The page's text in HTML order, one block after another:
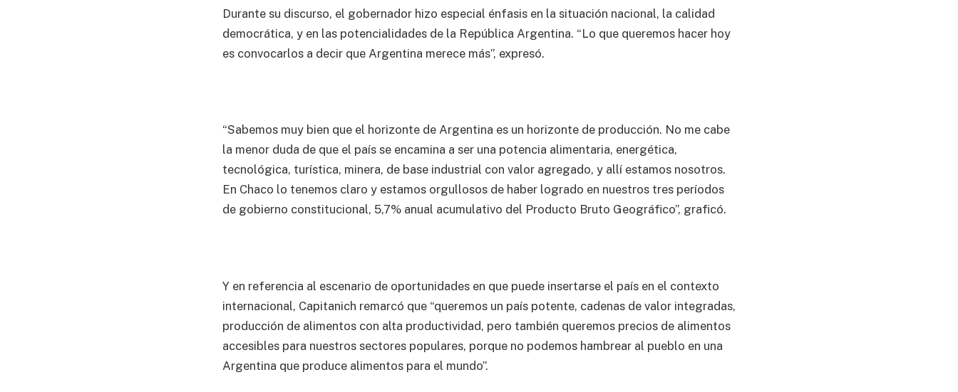
Durante su discurso, el gobernador hizo especial énfasis en la situación nacional, la calidad
democrática, y en las potencialidades de la República Argentina. “Lo que queremos hacer hoy
es convocarlos a decir que Argentina merece más”, expresó.
“Sabemos muy bien que el horizonte de Argentina es un horizonte de producción. No me cabe
la menor duda de que el país se encamina a ser una potencia alimentaria, energética,
tecnológica, turística, minera, de base industrial con valor agregado, y allí estamos nosotros.
En Chaco lo tenemos claro y estamos orgullosos de haber logrado en nuestros tres períodos
de gobierno constitucional, 5,7% anual acumulativo del Producto Bruto Geográfico”, graficó.
Y en referencia al escenario de oportunidades en que puede insertarse el país en el contexto
internacional, Capitanich remarcó que “queremos un país potente, cadenas de valor integradas,
producción de alimentos con alta productividad, pero también queremos precios de alimentos
accesibles para nuestros sectores populares, porque no podemos hambrear al pueblo en una
Argentina que produce alimentos para el mundo”.